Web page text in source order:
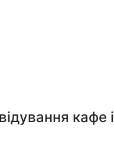
кафе і